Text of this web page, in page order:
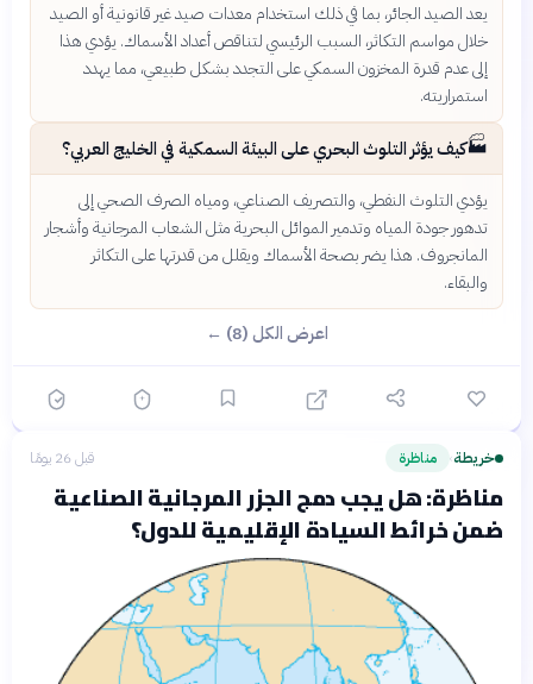
يعد الصيد الجائر، بما في ذلك استخدام معدات صيد غير قانونية أو الصيد
خلال مواسم التكاثر، السبب الرئيسي لتناقص أعداد الأسماك. يؤدي هذا
إلى عدم قدرة المخزون السمكي على التجدد بشكل طبيعي، مما يهدد
استمراريته.
🏭كيف يؤثر التلوث البحري على البيئة السمكية في الخليج العربي؟
يؤدي التلوث النفطي، والتصريف الصناعي، ومياه الصرف الصحي إلى
تدهور جودة المياه وتدمير الموائل البحرية مثل الشعاب المرجانية وأشجار
المانجروف. هذا يضر بصحة الأسماك ويقلل من قدرتها على التكاثر
والبقاء.
اعرض الكل (8) ←
خريطة› مناظرة قبل 26 يومًا
مناظرة: هل يجب دمج الجزر المرجانية الصناعية
ضمن خرائط السيادة الإقليمية للدول؟